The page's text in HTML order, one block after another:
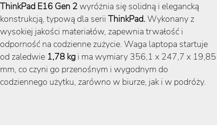
ThinkPad E16 Gen 2wyróżnia się solidną i elegancką
konstrukcją, typową dla serii ThinkPad.Wykonany z
wysokiej jakości materiałów, zapewnia trwałość i
odporność na codzienne zużycie. Waga laptopa startuje
od zaledwie 1,78 kg i ma wymiary 356,1 x 247,7 x 19,85
mm, co czyni go przenośnym i wygodnym do
codziennego użytku, zarówno w biurze, jak i w podróży.